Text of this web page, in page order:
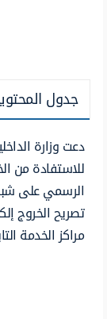
جدول
دعت وزارة
للاستفادة من
الرسمي على
تصريح الخروج
مراكز الخدمة